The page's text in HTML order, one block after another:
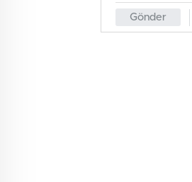
Gönder